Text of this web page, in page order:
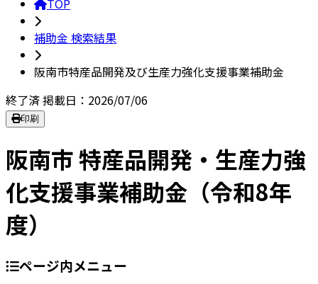
補助金 検索結果
阪南市特産品開発及び生産力強化支援事業補助金
終了済掲載日：2026/07/06
印刷
阪南市 特産品開発・生産力強
化支援事業補助金（令和8年
度）
ページ内メニュー